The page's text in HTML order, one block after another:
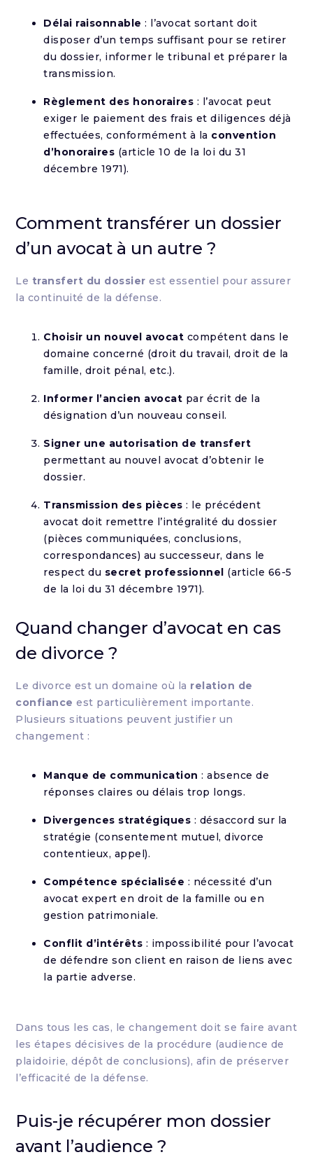
Délai raisonnable : l’avocat sortant doit
disposer d’un temps suffisant pour se retirer
du dossier, informer le tribunal et préparer la
transmission.
Règlement des honoraires : l’avocat peut
exiger le paiement des frais et diligences déjà
effectuées, conformément à la convention
d’honoraires (article 10 de la loi du 31
décembre 1971).
Comment transférer un dossier
d’un avocat à un autre ?
Le transfert du dossier est essentiel pour assurer
la continuité de la défense.
Choisir un nouvel avocat compétent dans le
domaine concerné (droit du travail, droit de la
famille, droit pénal, etc.).
Informer l’ancien avocat par écrit de la
désignation d’un nouveau conseil.
Signer une autorisation de transfert
permettant au nouvel avocat d’obtenir le
dossier.
Transmission des pièces : le précédent
avocat doit remettre l’intégralité du dossier
(pièces communiquées, conclusions,
correspondances) au successeur, dans le
respect du secret professionnel (article 66-5
de la loi du 31 décembre 1971).
Quand changer d’avocat en cas
de divorce ?
Le divorce est un domaine où la relation de
confiance est particulièrement importante.
Plusieurs situations peuvent justifier un
changement :
Manque de communication : absence de
réponses claires ou délais trop longs.
Divergences stratégiques : désaccord sur la
stratégie (consentement mutuel, divorce
contentieux, appel).
Compétence spécialisée : nécessité d’un
avocat expert en droit de la famille ou en
gestion patrimoniale.
Conflit d’intérêts : impossibilité pour l’avocat
de défendre son client en raison de liens avec
la partie adverse.
Dans tous les cas, le changement doit se faire avant
les étapes décisives de la procédure (audience de
plaidoirie, dépôt de conclusions), afin de préserver
l’efficacité de la défense.
Puis-je récupérer mon dossier
avant l’audience ?